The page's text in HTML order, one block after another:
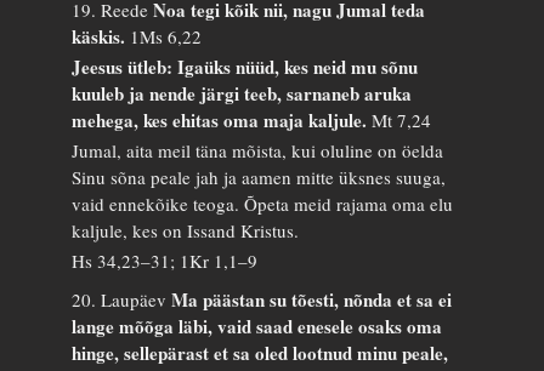
19. ReedeNoa tegi kõik nii, nagu Jumal teda
käskis. 1Ms 6,22
Jeesus ütleb: Igaüks nüüd, kes neid mu sõnu
kuuleb ja nende järgi teeb, sarnaneb aruka
mehega, kes ehitas oma maja kaljule.Mt 7,24
Jumal, aita meil täna mõista, kui oluline on öelda
Sinu sõna peale jah ja aamen mitte üksnes suuga,
vaid ennekõike teoga. Õpeta meid rajama oma elu
kaljule, kes on Issand Kristus.
Hs 34,23–31; 1Kr 1,1–9
20. LaupäevMa päästan su tõesti, nõnda et sa ei
lange mõõga läbi, vaid saad enesele osaks oma
hinge, sellepärast et sa oled lootnud minu peale,